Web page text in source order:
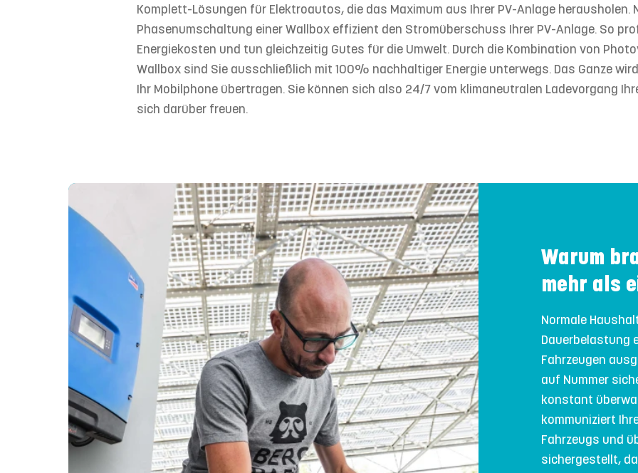
Komplett-Lösungen für Elektroautos, die das Maximum aus Ihrer PV-Anlage herausholen.
Phasenumschaltung einer Wallbox effizient den Stromüberschuss Ihrer PV-Anlage. So
Energiekosten und tun gleichzeitig Gutes für die Umwelt. Durch die Kombination von
Wallbox sind Sie ausschließlich mit 100% nachhaltiger Energie unterwegs. Das Ganze
Ihr Mobilphone übertragen. Sie können sich also 24/7 vom klimaneutralen Ladevorgang
sich darüber freuen.
Warum
mehr als
Normale
Dauerbelastung
Fahrzeugen
auf Nummer
konstant
kommuniziert
Fahrzeugs und
sichergestellt,